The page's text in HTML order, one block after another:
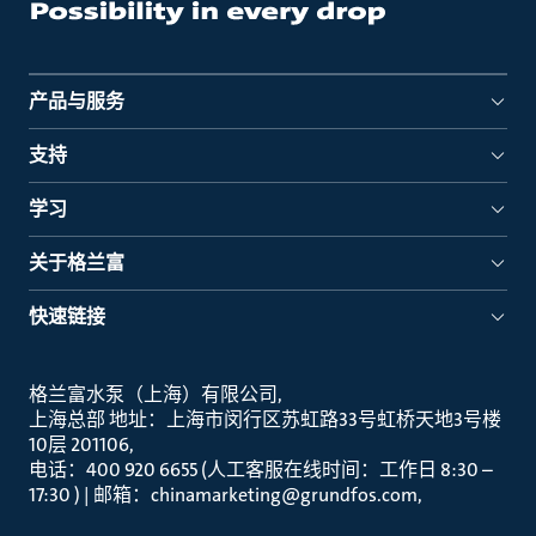
产品与服务
支持
学习
关于格兰富
快速链接
格兰富水泵（上海）有限公司
上海总部 地址：上海市闵行区苏虹路33号虹桥天地3号楼
10层 201106
电话：400 920 6655 (人工客服在线时间：工作日 8:30 –
17:30 ) | 邮箱：chinamarketing@grundfos.com